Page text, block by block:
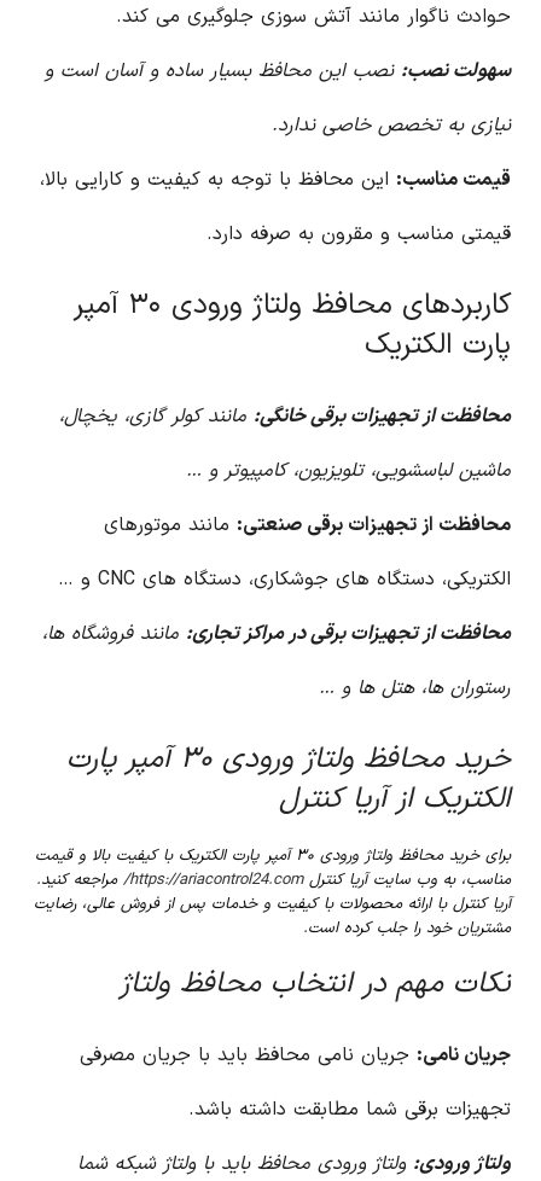
حوادث ناگوار مانند آتش سوزی جلوگیری می کند.
سهولت نصب: نصب این محافظ بسیار ساده و آسان است و
نیازی به تخصص خاصی ندارد.
قیمت مناسب: این محافظ با توجه به کیفیت و کارایی بالا،
قیمتی مناسب و مقرون به صرفه دارد.
کاربردهای محافظ ولتاژ ورودی ۳۰ آمپر
پارت الکتریک
محافظت از تجهیزات برقی خانگی: مانند کولر گازی، یخچال،
ماشین لباسشویی، تلویزیون، کامپیوتر و …
محافظت از تجهیزات برقی صنعتی: مانند موتورهای
الکتریکی، دستگاه های جوشکاری، دستگاه های CNC و …
محافظت از تجهیزات برقی در مراکز تجاری: مانند فروشگاه ها،
رستوران ها، هتل ها و …
خرید محافظ ولتاژ ورودی ۳۰ آمپر پارت
الکتریک از آریا کنترل
برای خرید محافظ ولتاژ ورودی ۳۰ آمپر پارت الکتریک با کیفیت بالا و قیمت
مناسب، به وب سایت آریا کنترلhttps://ariacontrol24.com/ مراجعه کنید.
آریا کنترل با ارائه محصولات با کیفیت و خدمات پس از فروش عالی، رضایت
مشتریان خود را جلب کرده است.
نکات مهم در انتخاب محافظ ولتاژ
جریان نامی: جریان نامی محافظ باید با جریان مصرفی
تجهیزات برقی شما مطابقت داشته باشد.
ولتاژ ورودی: ولتاژ ورودی محافظ باید با ولتاژ شبکه شما